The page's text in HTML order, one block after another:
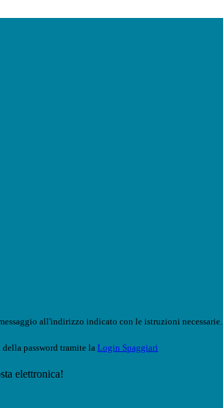
all'indirizzo indicato con le istruzioni necessarie.
password tramite la Login Spaggiari
elettronica!